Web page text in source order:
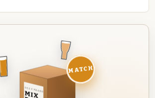
DEZE MAAND
MIX
MATCH